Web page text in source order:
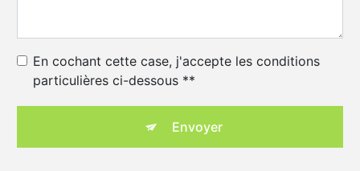
En cochant cette case, j'accepte les conditions
particulières ci-dessous **
Envoyer